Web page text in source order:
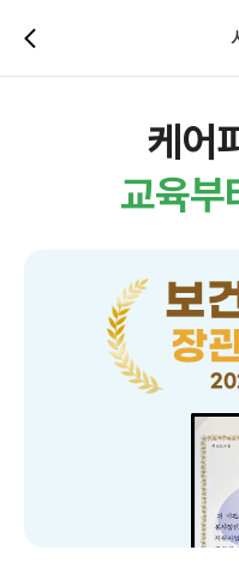
케어
교육부
보
장